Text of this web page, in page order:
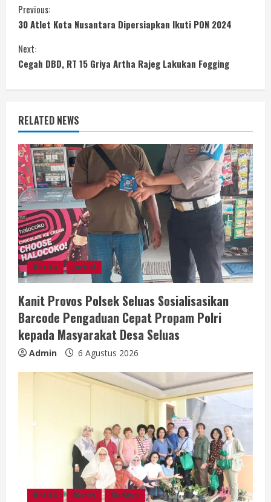
C
o
n
t
i
n
u
e
R
e
a
d
i
n
g
Previous:
30 Atlet Kota Nusantara Dipersiapkan Ikuti PON 2024
Next:
Cegah DBD, RT 15 Griya Artha Rajeg Lakukan Fogging
RELATED NEWS
Berita Jurnal
Kanit Provos Polsek Seluas Sosialisasikan
Barcode Pengaduan Cepat Propam Polri
kepada Masyarakat Desa Seluas
Admin 6 Agustus 2026
Berita Bisnis Budaya